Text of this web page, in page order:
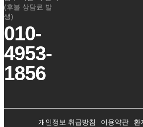
(후불 상담료 발
생)
010-
4953-
1856
개인정보 취급방침 이용약관 환